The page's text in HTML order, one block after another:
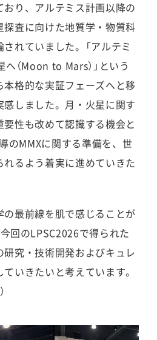
り、アルテミス計画以降の
査に向けた地質学・物質科
れていました。「アルテミ
へ（Moon to Mars）」という
格的な実証フェーズへと移
しました。月・火星に関す
性も改めて認識する機会と
のMMXに関する準備を、世
るよう着実に進めていきた
最前線を肌で感じることが
回のLPSC2026で得られた
究・技術開発およびキュレ
いきたいと考えています。